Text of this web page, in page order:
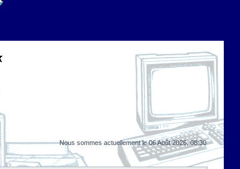
Nous sommes actuellement le 06 Août 2026, 08:30